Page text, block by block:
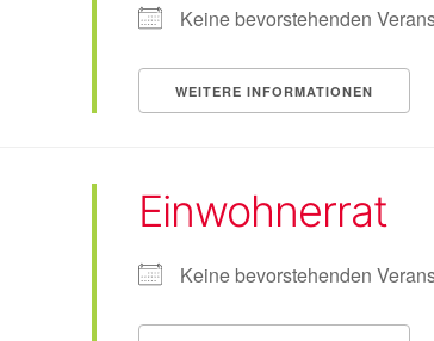
Keine bevorstehenden
WEITERE INFORMATIONEN
Einwohnerrat
Keine bevorstehenden